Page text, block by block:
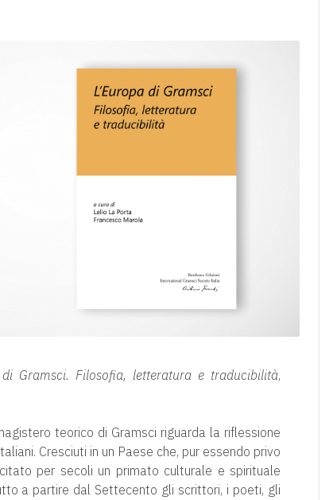
di Gramsci. Filosofia, letteratura e traducibilità,
teorico di Gramsci riguarda la riflessione
Cresciuti in un Paese che, pur essendo privo
per secoli un primato culturale e spirituale
a partire dal Settecento gli scrittori, i poeti, gli